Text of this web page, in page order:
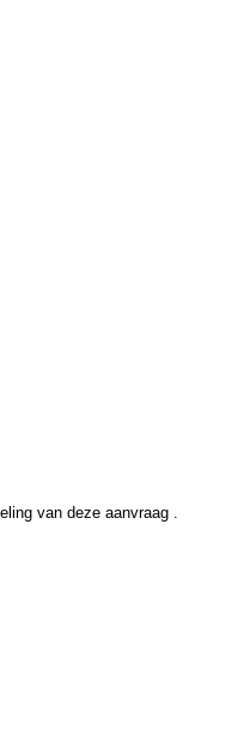
van deze aanvraag .